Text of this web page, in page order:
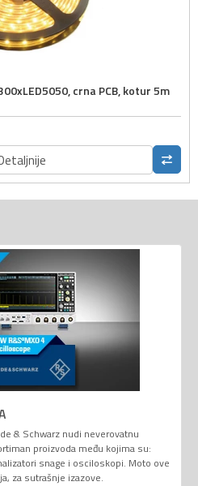
crna PCB, kotur 5m
& Schwarz nudi neverovatnu
proizvoda među kojima su:
snage i osciloskopi. Moto ove
za sutrašnje izazove.